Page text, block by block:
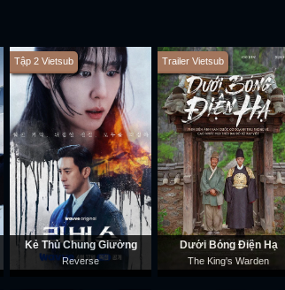
Tập 2 Vietsub
Kẻ Thù Chung Giường
Reverse
Trailer Vietsub
Dưới Bóng Điện Hạ
The King's Warden